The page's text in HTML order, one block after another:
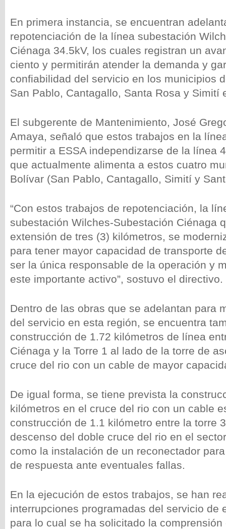
En primera instancia, se encuentran
repotenciación de la línea subestación
Ciénaga 34.5kV, los cuales registran un
ciento y permitirán atender la demanda y
confiabilidad del servicio en los municipios
San Pablo, Cantagallo, Santa Rosa y Simití
El subgerente de Mantenimiento, José
Amaya, señaló que estos trabajos en la
permitir a ESSA independizarse de la línea
que actualmente alimenta a estos cuatro
Bolívar (San Pablo, Cantagallo, Simití y
“Con estos trabajos de repotenciación, la
subestación Wilches-Subestación Ciénaga
extensión de tres (3) kilómetros, se
para tener mayor capacidad de transporte
ser la única responsable de la operación y
este importante activo”, sostuvo el directivo.
Dentro de las obras que se adelantan para
del servicio en esta región, se encuentra
construcción de 1.72 kilómetros de línea
Ciénaga y la Torre 1 al lado de la torre de
cruce del rio con un cable de mayor
De igual forma, se tiene prevista la
kilómetros en el cruce del rio con un cable
construcción de 1.1 kilómetro entre la torre
descenso del doble cruce del rio en el
como la instalación de un reconectador
de respuesta ante eventuales fallas.
En la ejecución de estos trabajos, se han
interrupciones programadas del servicio de
para lo cual se ha solicitado la
wp-